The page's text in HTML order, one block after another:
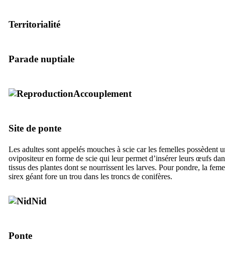
Territorialité
Parade nuptiale
Accouplement
Site de ponte
Les adultes sont appelés mouches à scie car les femelles possèdent
ovipositeur en forme de scie qui leur permet d’insérer leurs œufs
tissus des plantes dont se nourrissent les larves. Pour pondre, la
sirex géant fore un trou dans les troncs de conifères.
Nid
Ponte